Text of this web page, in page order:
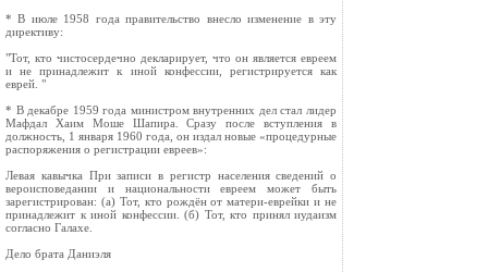
* В июле 1958 года правительство внесло изменение в эту
директиву:
"Тот, кто чистосердечно декларирует, что он является евреем
и не принадлежит к иной конфессии, регистрируется как
еврей. "
* В декабре 1959 года министром внутренних дел стал лидер
Мафдал Хаим Моше Шапира. Сразу после вступления в
должность, 1 января 1960 года, он издал новые «процедурные
распоряжения о регистрации евреев»:
Левая кавычка При записи в регистр населения сведений о
вероисповедании и национальности евреем может быть
зарегистрирован: (а) Тот, кто рождён от матери-еврейки и не
принадлежит к иной конфессии. (б) Тот, кто принял иудаизм
согласно Галахе.
Дело брата Даниэля